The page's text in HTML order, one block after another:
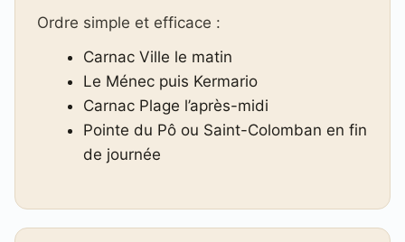
Ordre simple et efficace :
Carnac Ville le matin
Le Ménec puis Kermario
Carnac Plage l’après-midi
Pointe du Pô ou Saint-Colomban en fin
de journée